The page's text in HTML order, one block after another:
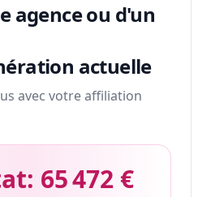
agence ou d'un
actuelle
avec votre affiliation
65 472 €